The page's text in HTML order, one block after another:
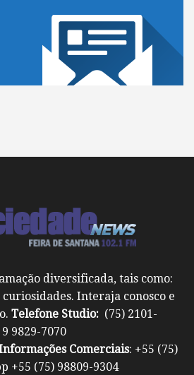
diversificada, tais como:
Interaja conosco e
Telefone Studio: (75) 2101-
(75) 9 9829-7070
Comerciais: +55 (75)
+55 (75) 98809-9304